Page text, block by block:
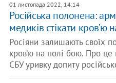
01 листопада 2022, 14:14
Російська полонена:
медиків стікати кров’ю
Росіяни залишають своїх
кров’ю на полі бою. Про це
СБУ уривку допиту